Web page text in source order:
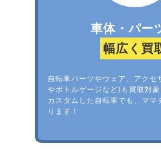
車体・パー
幅広く買
自転車パーツやウェア、アクセ
やボトルゲージなど)も買取対象
カスタムした自転車でも、ママ
ります！